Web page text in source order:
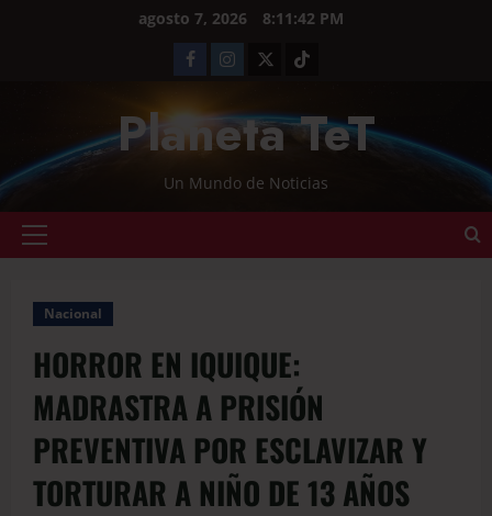
agosto 7, 2026 8:11:42 PM
Planeta TeT
Un Mundo de Noticias
Nacional
HORROR EN IQUIQUE:
MADRASTRA A PRISIÓN
PREVENTIVA POR ESCLAVIZAR Y
TORTURAR A NIÑO DE 13 AÑOS